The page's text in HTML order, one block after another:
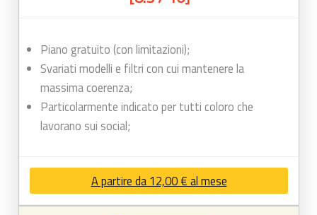
Piano gratuito (con limitazioni);
Svariati modelli e filtri con cui mantenere la
massima coerenza;
Particolarmente indicato per tutti coloro che
lavorano sui social;
A partire da 12,00 € al mese